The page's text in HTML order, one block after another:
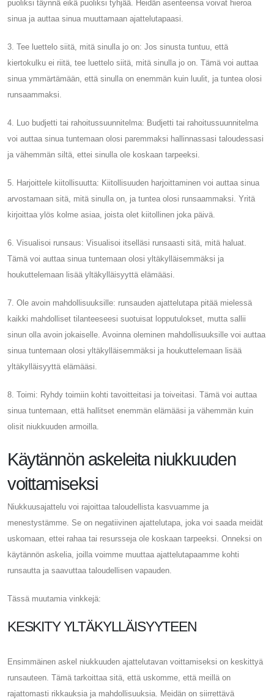
puoliksi täynnä eikä puoliksi tyhjää. Heidän asenteensa voivat hieroa
sinua ja auttaa sinua muuttamaan ajattelutapaasi.
3. Tee luettelo siitä, mitä sinulla jo on: Jos sinusta tuntuu, että
kiertokulku ei riitä, tee luettelo siitä, mitä sinulla jo on. Tämä voi auttaa
sinua ymmärtämään, että sinulla on enemmän kuin luulit, ja tuntea olosi
runsaammaksi.
4. Luo budjetti tai rahoitussuunnitelma: Budjetti tai rahoitussuunnitelma
voi auttaa sinua tuntemaan olosi paremmaksi hallinnassasi taloudessasi
ja vähemmän siltä, ​​ettei sinulla ole koskaan tarpeeksi.
5. Harjoittele kiitollisuutta: Kiitollisuuden harjoittaminen voi auttaa sinua
arvostamaan sitä, mitä sinulla on, ja tuntea olosi runsaammaksi. Yritä
kirjoittaa ylös kolme asiaa, joista olet kiitollinen joka päivä.
6. Visualisoi runsaus: Visualisoi itselläsi runsaasti sitä, mitä haluat.
Tämä voi auttaa sinua tuntemaan olosi yltäkylläisemmäksi ja
houkuttelemaan lisää yltäkylläisyyttä elämääsi.
7. Ole avoin mahdollisuuksille: runsauden ajattelutapa pitää mielessä
kaikki mahdolliset tilanteeseesi suotuisat lopputulokset, mutta sallii
sinun olla avoin jokaiselle. Avoinna oleminen mahdollisuuksille voi auttaa
sinua tuntemaan olosi yltäkylläisemmäksi ja houkuttelemaan lisää
yltäkylläisyyttä elämääsi.
8. Toimi: Ryhdy toimiin kohti tavoitteitasi ja toiveitasi. Tämä voi auttaa
sinua tuntemaan, että hallitset enemmän elämääsi ja vähemmän kuin
olisit niukkuuden armoilla.
Käytännön askeleita niukkuuden
voittamiseksi
Niukkuusajattelu voi rajoittaa taloudellista kasvuamme ja
menestystämme. Se on negatiivinen ajattelutapa, joka voi saada meidät
uskomaan, ettei rahaa tai resursseja ole koskaan tarpeeksi. Onneksi on
käytännön askelia, joilla voimme muuttaa ajattelutapaamme kohti
runsautta ja saavuttaa taloudellisen vapauden.
Tässä muutamia vinkkejä:
KESKITY YLTÄKYLLÄISYYTEEN
Ensimmäinen askel niukkuuden ajattelutavan voittamiseksi on keskittyä
runsauteen. Tämä tarkoittaa sitä, että uskomme, että meillä on
rajattomasti rikkauksia ja mahdollisuuksia. Meidän on siirrettävä